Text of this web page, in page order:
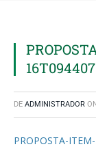
DE ADMINISTRADOR
PROPOSTA-